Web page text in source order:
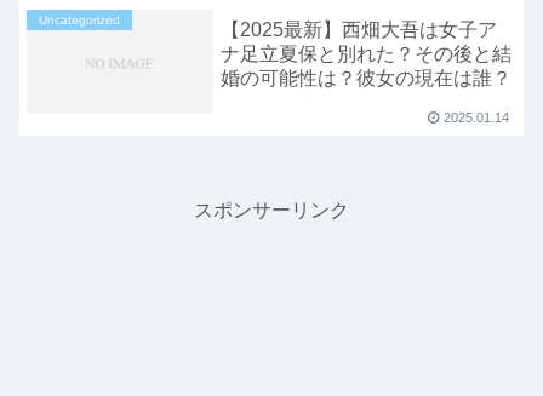
Uncategorized
【2025最新】西畑大吾は女子ア
ナ足立夏保と別れた？その後と結
婚の可能性は？彼女の現在は誰？
2025.01.14
スポンサーリンク